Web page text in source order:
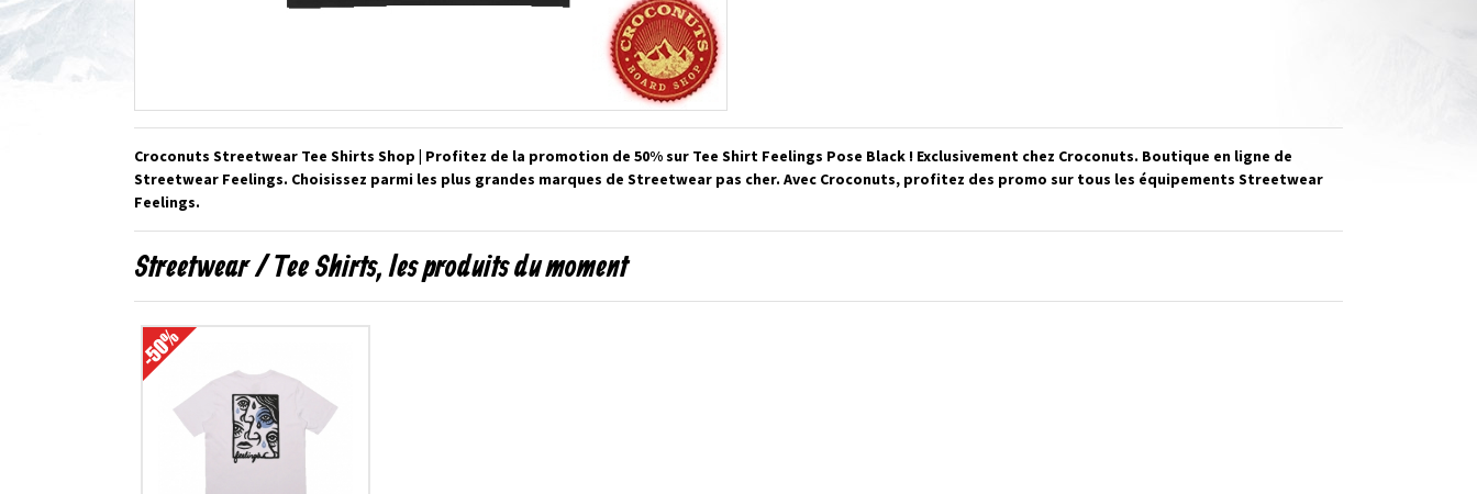
Croconuts Streetwear Tee Shirts Shop | Profitez de la promotion de 50% sur Tee Shirt Feelings Pose Black ! Exclusivement chez Croconuts. Boutique en ligne de
Streetwear Feelings. Choisissez parmi les plus grandes marques de Streetwear pas cher. Avec Croconuts, profitez des promo sur tous les équipements Streetwear
Feelings.
Streetwear / Tee Shirts, les produits du moment